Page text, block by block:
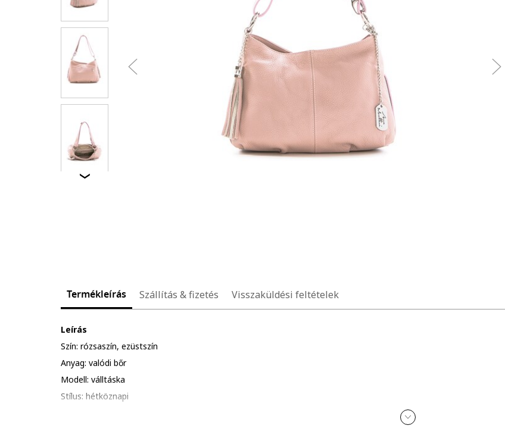
Termékleírás Szállítás & fizetés Visszaküldési feltételek
Leírás
Szín: rózsaszín, ezüstszín
Anyag: valódi bőr
Modell: válltáska
Stílus: hétköznapi